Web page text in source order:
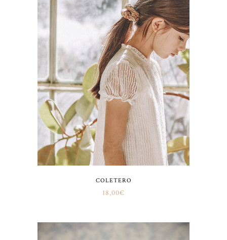
COLETERO
18,00€